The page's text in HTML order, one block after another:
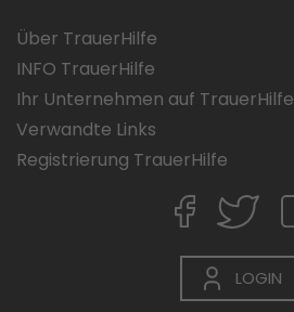
Über TrauerHilfe
INFO TrauerHilfe
Ihr Unternehmen auf TrauerHilfe
Verwandte Links
Registrierung TrauerHilfe
LOGIN